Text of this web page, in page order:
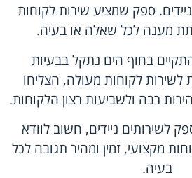
ספק שמציע שירות לקוחות
לתת מענה לכל שאלה או בעיה.
בחוף הים נתקל בבעיות
לשירות לקוחות מעולה, הצליחו
רבה ולשביעות רצון הלקוחות.
לשירותים ניידים, חשוב לוודא
מקצועי, זמין ומהיר תגובה לכל
בעיה.